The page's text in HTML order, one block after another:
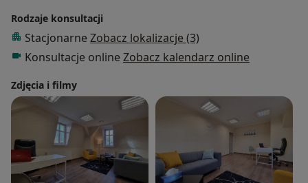
Rodzaje konsultacji
Stacjonarne Zobacz lokalizacje (3)
Konsultacje online Zobacz kalendarz online
Zdjęcia i filmy